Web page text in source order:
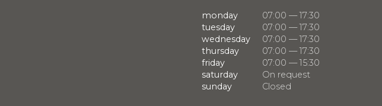
monday
07:00 — 17:30
tuesday
07:00 — 17:30
wednesday
07:00 — 17:30
thursday
07:00 — 17:30
friday
07:00 — 15:30
saturday
On request
sunday
Closed